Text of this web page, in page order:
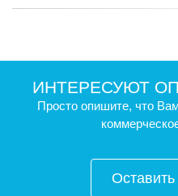
ИНТЕРЕСУЮТ
Просто опишите, что
Оставить